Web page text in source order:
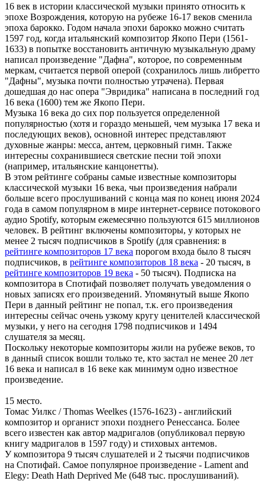
16 век в истории классической музыки принято относить к
эпохе Возрождения, которую на рубеже 16-17 веков сменила
эпоха барокко. Годом начала эпохи барокко можно считать
1597 год, когда итальянский композитор Якопо Пери (1561-
1633) в попытке восстановить античную музыкальную драму
написал произведение "Дафна", которое, по современным
меркам, считается первой оперой (сохранилось лишь либретто
"Дафны", музыка почти полностью утрачена). Первая
дошедшая до нас опера "Эвридика" написана в последний год
16 века (1600) тем же Якопо Пери.
Музыка 16 века до сих пор пользуется определенной
популярностью (хотя и гораздо меньшей, чем музыка 17 века и
последующих веков), основной интерес представляют
духовные жанры: месса, антем, церковный гимн. Также
интересны сохранившиеся светские песни той эпохи
(например, итальянские канцонетты).
В этом рейтинге собраны самые известные композиторы
классической музыки 16 века, чьи произведения набрали
больше всего прослушиваний с конца мая по конец июня 2024
года в самом популярном в мире интернет-сервисе потокового
аудио Spotify, которым ежемесячно пользуются 615 миллионов
человек. В рейтинг включены композиторы, у которых не
менее 2 тысяч подписчиков в Spotify (для сравнения: в
рейтинге композиторов 17 века порогом входа было 8 тысяч
подписчиков, в рейтинге композиторов 18 века - 20 тысяч, в
рейтинге композиторов 19 века - 50 тысяч). Подписка на
композитора в Спотифай позволяет получать уведомления о
новых записях его произведений. Упомянутый выше Якопо
Пери в данный рейтинг не попал, т.к. его произведения
интересны сейчас очень узкому кругу ценителей классической
музыки, у него на сегодня 1798 подписчиков и 1494
слушателя за месяц.
Поскольку некоторые композиторы жили на рубеже веков, то
в данный список вошли только те, кто застал не менее 20 лет
16 века и написал в 16 веке как минимум одно известное
произведение.
15 место.
Томас Уилкс / Thomas Weelkes (1576-1623) - английский
композитор и органист эпохи позднего Ренессанса. Более
всего известен как автор мадригалов (опубликовал первую
книгу мадригалов в 1597 году) и стиховых антемов.
У композитора 9 тысяч слушателей и 2 тысячи подписчиков
на Спотифай. Самое популярное произведение - Lament and
Elegy: Death Hath Deprived Me (648 тыс. прослушиваний).